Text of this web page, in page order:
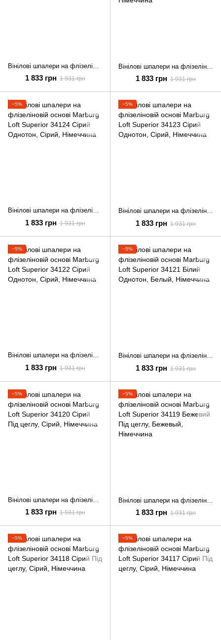
1 833 грн 1 931 грн 1 833 грн 1 931 грн
−5%
Вінілові шпалери на флізеліновій основі Marburg Loft Superior 34124 Сірий Однотон
1 833 грн 1 931 грн
−5%
Вінілові шпалери на флізеліновій основі Marburg Loft Superior 34123 Сірий Однотон
1 833 грн 1 931 грн
−5%
1 833 грн 1 931 грн
−5%
1 833 грн 1 931 грн
−5%
1 833 грн 1 931 грн
−5%
1 833 грн 1 931 грн
−5% −5%